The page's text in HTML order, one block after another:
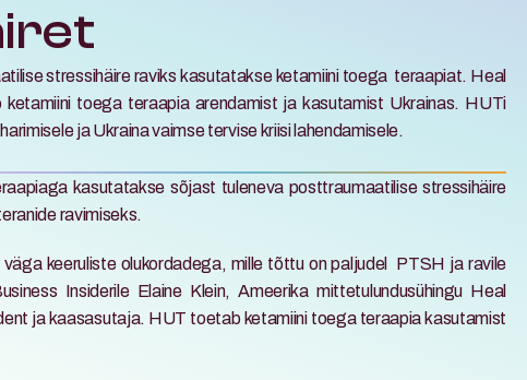
stressihäire raviks kasutatakse ketamiini toega  teraapiat. Heal
toega teraapia arendamist ja kasutamist Ukrainas. HUTi
ja Ukraina vaimse tervise kriisi lahendamisele.
kasutatakse sõjast tuleneva posttraumaatilise stressihäire
ravimiseks.
keeruliste olukordadega, mille tõttu on paljudel  PTSH ja ravile
Insiderile Elaine Klein, Ameerika mittetulundusühingu Heal
ja kaasasutaja. HUT toetab ketamiini toega teraapia kasutamist